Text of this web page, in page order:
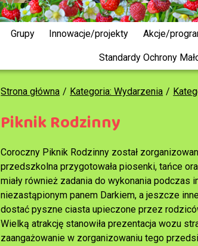
Grupy Innowacje/projekty Akcje/
Standardy Ochrony
Strona główna Kategoria: Wydarzenia
Piknik Rodzinny
Coroczny Piknik Rodzinny został
przedszkolna przygotowała piosenki, tańce
miały również zadania do wykonania
niezastąpionym panem Darkiem, a jeszcze
dostać pyszne ciasta upieczone przez
Wielką atrakcję stanowiła prezentacja wozu
zaangażowanie w zorganizowaniu tego